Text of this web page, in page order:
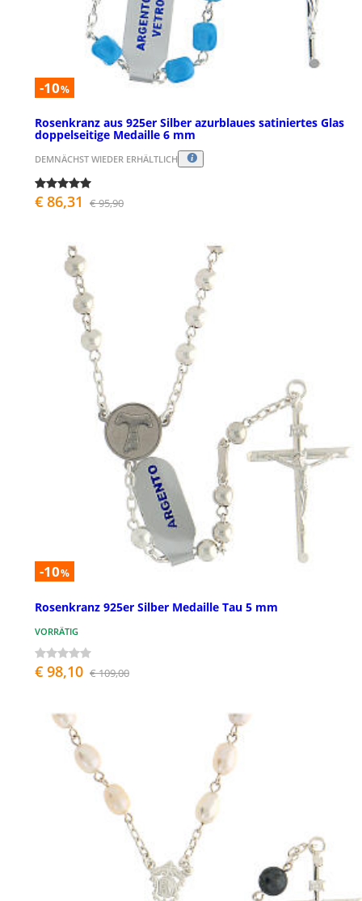
-10%
Rosenkranz aus 925er Silber azurblaues satiniertes Glas
doppelseitige Medaille 6 mm
DEMNÄCHST WIEDER ERHÄLTLICH
€ 86,31 € 95,90
-10%
Rosenkranz 925er Silber Medaille Tau 5 mm
VORRÄTIG
€ 98,10 € 109,00